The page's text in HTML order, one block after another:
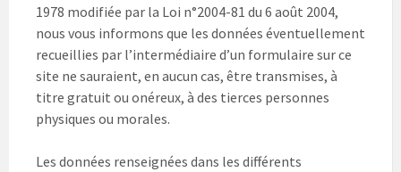
1978 modifiée par la Loi n°2004-81 du 6 août 2004,
nous vous informons que les données éventuellement
recueillies par l’intermédiaire d’un formulaire sur ce
site ne sauraient, en aucun cas, être transmises, à
titre gratuit ou onéreux, à des tierces personnes
physiques ou morales.
Les données renseignées dans les différents